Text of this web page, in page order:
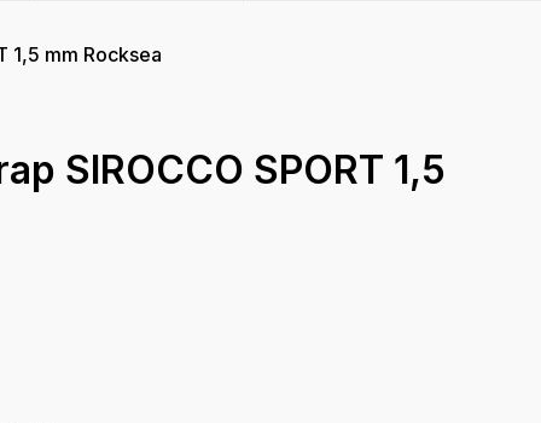
1,5 mm Rocksea
SIROCCO SPORT 1,5